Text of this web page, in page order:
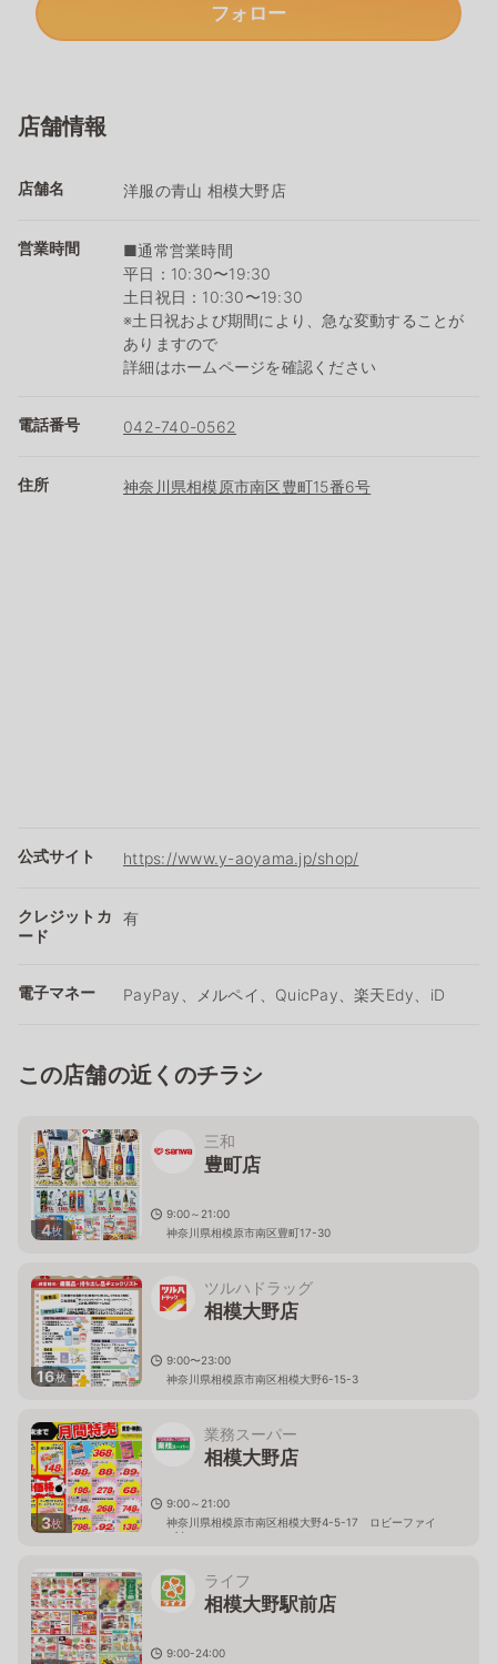
フォロー
店舗情報
店舗名 洋服の青山 相模大野店
営業時間
■通常営業時間
平日：10:30〜19:30
土日祝日：10:30〜19:30
※土日祝および期間により、急な変動することが
ありますので
詳細はホームページを確認ください
電話番号 042-740-0562
住所 神奈川県相模原市南区豊町15番6号
公式サイト https://www.y-aoyama.jp/shop/
クレジットカ
ード
有
電子マネー PayPay、メルペイ、QuicPay、楽天Edy、iD
この店舗の近くのチラシ
4枚
三和
豊町店
9:00～21:00
神奈川県相模原市南区豊町17-30
16枚
ツルハドラッグ
相模大野店
9:00〜23:00
神奈川県相模原市南区相模大野6-15-3
3枚
業務スーパー
相模大野店
9:00～21:00
神奈川県相模原市南区相模大野4-5-17 ロビーファイ
ブ内
ライフ
相模大野駅前店
9:00-24:00